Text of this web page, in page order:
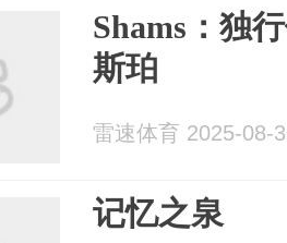
Shams：独
斯珀
雷速体育 2025-08-
记忆之泉